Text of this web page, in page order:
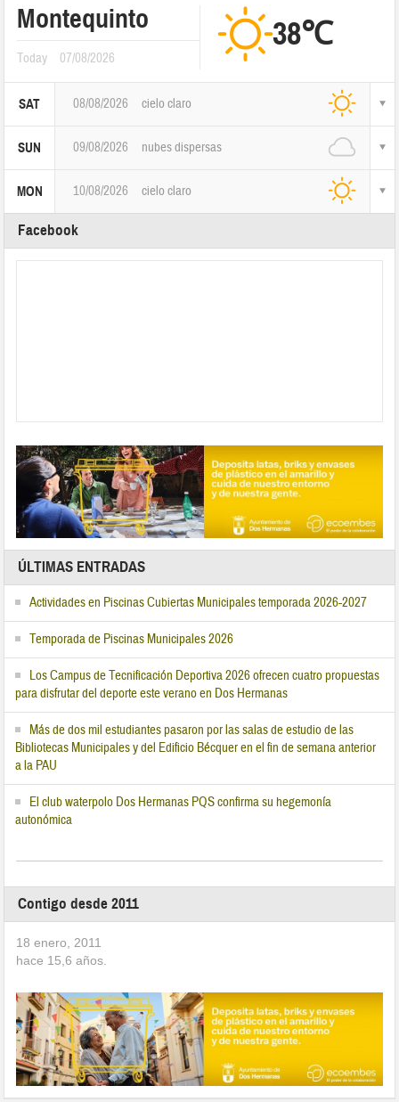
Montequinto
Today 07/08/2026
38℃
SAT 08/08/2026 cielo claro
SUN 09/08/2026 nubes dispersas
MON 10/08/2026 cielo claro
Facebook
ÚLTIMAS ENTRADAS
Actividades en Piscinas Cubiertas Municipales temporada 2026-2027
Temporada de Piscinas Municipales 2026
Los Campus de Tecnificación Deportiva 2026 ofrecen cuatro propuestas
para disfrutar del deporte este verano en Dos Hermanas
Más de dos mil estudiantes pasaron por las salas de estudio de las
Bibliotecas Municipales y del Edificio Bécquer en el fin de semana anterior
a la PAU
El club waterpolo Dos Hermanas PQS confirma su hegemonía
autonómica
Contigo desde 2011
18 enero, 2011
hace 15,6 años.